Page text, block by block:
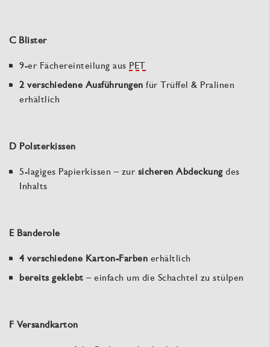
C Blister
9-er Fächereinteilung aus PET
2 verschiedene Ausführungen für Trüffel & Pralinen
erhältlich
D Polsterkissen
5-lagiges Papierkissen – zur sicheren Abdeckungdes
Inhalts
E Banderole
4 verschiedene Karton-Farben erhältlich
bereits geklebt – einfach um die Schachtel zu stülpen
F Versandkarton